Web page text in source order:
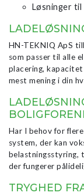
Løsninger
HN-TEKNIQ ApS
som passer til alle
placering,
mest mening i din
Har I behov for
system, der kan
belastningsstyring,
der fungerer
TRYGHED